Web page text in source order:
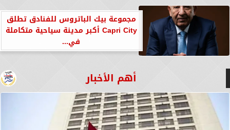
مجموعة بيك الباتروس للفنادق تطلق
Capri City أكبر مدينة سياحية متكاملة
في...
أهم الأخبار